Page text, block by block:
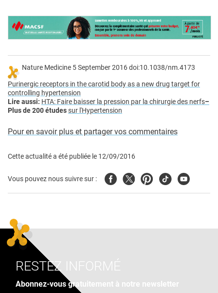
Nature Medicine 5 September 2016 doi:10.1038/nm.4173
Purinergic receptors in the carotid body as a new drug target for
controlling hypertension
Lire aussi: HTA: Faire baisser la pression par la chirurgie des nerfs–
Plus de 200 étudessur l'Hypertension
Pour en savoir plus et partager vos commentaires
Cette actualité a été publiée le 12/09/2016
Vous pouvez nous suivre sur : FacebookTwitterPinterest
TiktokYoutube
RESTEZ INFORMÉ
Abonnez-vous gratuitement à notre newsletter